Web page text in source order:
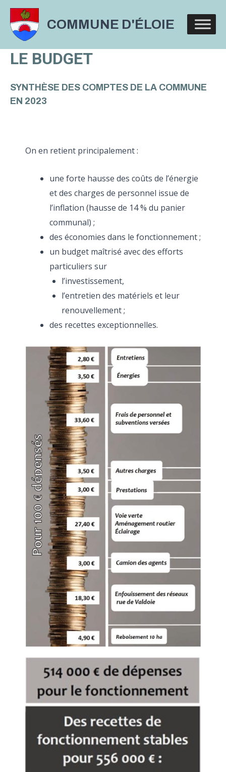
Aller
contenu
COMMUNE D'ÉLOIE
LE BUDGET
SYNTHÈSE DES COMPTES DE LA COMMUNE
EN 2023
On en retient principalement :
une forte hausse des coûts de l’énergie
et des charges de personnel issue de
l’inflation (hausse de 14 % du panier
communal) ;
des économies dans le fonctionnement ;
un budget maîtrisé avec des efforts
particuliers sur
l’investissement,
l’entretien des matériels et leur
renouvellement ;
des recettes exceptionnelles.